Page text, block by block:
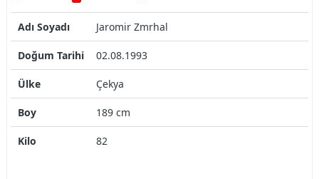
Adı Soyadı Jaromir Zmrhal
Doğum Tarihi 02.08.1993
Ülke Çekya
Boy 189 cm
Kilo 82